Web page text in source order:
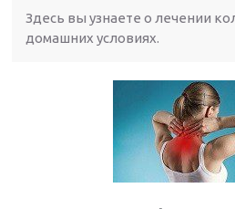
Здесь вы узнаете о лечении
домашних условиях.